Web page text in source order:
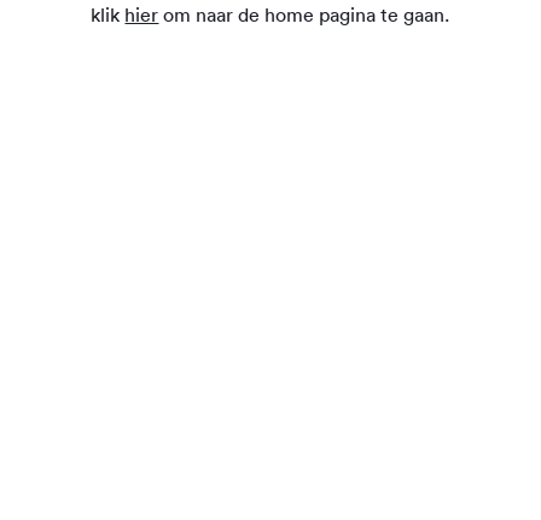
klik hier om naar de home pagina te gaan.